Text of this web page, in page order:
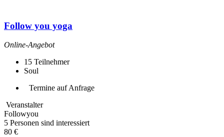
Follow you yoga
Online-Angebot
15 Teilnehmer
Soul
Termine auf Anfrage
Veranstalter
Followyou
5 Personen sind interessiert
80 €